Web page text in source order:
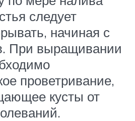
следует
начиная с
При выращивании
проветривание,
кусты от